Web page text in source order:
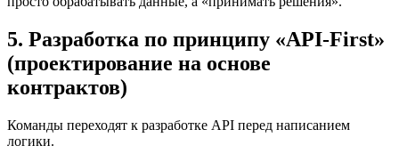
5. Разработка по принципу «API-First»
(проектирование на основе
контрактов)
Команды переходят к разработке API перед написанием
логики.